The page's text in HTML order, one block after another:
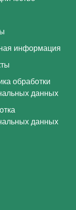
информация
обработки
данных
данных